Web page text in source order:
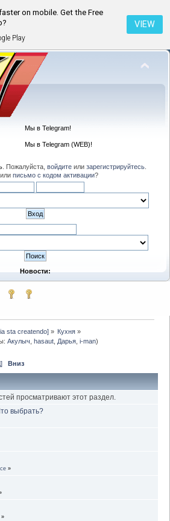
on mobile. Get the Free
Play
VIEW
Мы в Telegram!
Мы в Telegram (WEB)!
. Пожалуйста, войдитеили зарегистрируйтесь.
письмо с кодом активации?
Новости:
sta createndo]» Кухня»
Акулыч ,hasaut Дарья ,i-man)
Вниз
просматривают этот раздел.
выбрать?
»
»